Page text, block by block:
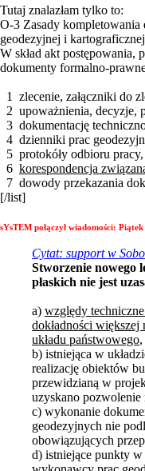
Tutaj znalazłam tylko to:
O-3 Zasady kompletowania
geodezyjnej i
W skład akt postępowania,
dokumenty formalno-
1 zlecenie, załączniki do
2 upoważnienia, decyzje,
3 dokumentację
4 dzienniki prac
5 protokóły odbioru pracy,
6 korespondencja
7 dowody przekazania
[/list]
sYsTEM połączył wiadomości: Piątek
Cytat: support w
Stworzenie nowego
płaskich nie jest
a) względy
dokładności
układu państwowego,
b) istniejąca w
realizację obiektów
przewidzianą w
uzyskano pozwolenie
c) wykonanie
geodezyjnych nie
obowiązujących
d) istniejące punkty w